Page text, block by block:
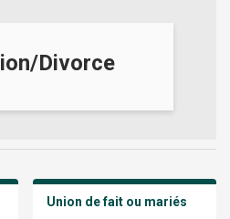
Divorce
Union de fait ou mariés